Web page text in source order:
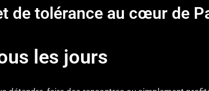
de tolérance au cœur de
les jours